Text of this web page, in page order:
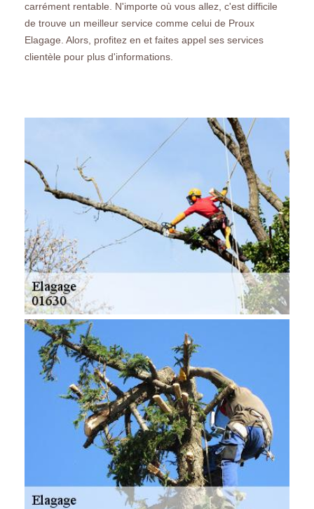
carrément rentable. N'importe où vous allez, c'est difficile
de trouve un meilleur service comme celui de Proux
Elagage. Alors, profitez en et faites appel ses services
clientèle pour plus d'informations.